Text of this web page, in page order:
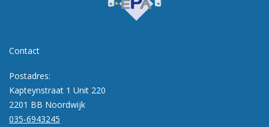
Contact
Postadres:
Kapteynstraat 1 Unit 220
2201 BB Noordwijk
035-6943245